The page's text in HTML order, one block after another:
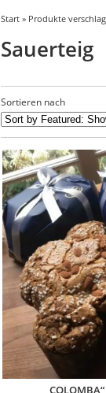
Start » Produkte
Sauerteig
Sortieren nach